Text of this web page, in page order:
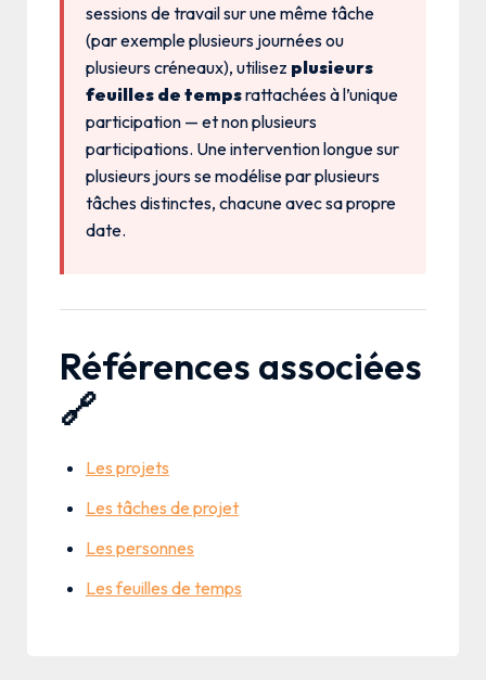
sessions de travail sur une même tâche
(par exemple plusieurs journées ou
plusieurs créneaux), utilisez plusieurs
feuilles de tempsrattachées à l’unique
participation — et non plusieurs
participations. Une intervention longue sur
plusieurs jours se modélise par plusieurs
tâches distinctes, chacune avec sa propre
date.
Références associées
🔗
Les projets
Les tâches de projet
Les personnes
Les feuilles de temps